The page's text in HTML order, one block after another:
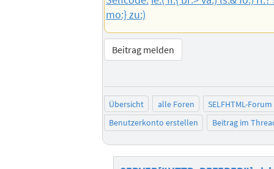
mo:} zu:)
Beitrag melden
Übersicht alle Foren
SELFHTML-Forum
Benutzerkonto erstellen
Beitrag im